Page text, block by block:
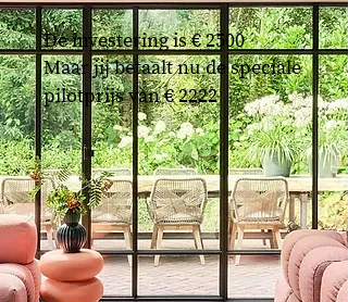
​De investering is € 2500
Maar jij betaalt nu de speciale
pilotprijs van € 2222